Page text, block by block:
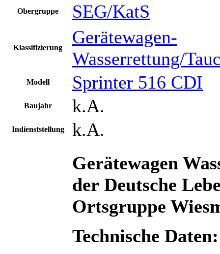
Obergruppe SEG/KatS
Klassifizierung
Gerätewagen-
Wasserrettung/
Modell Sprinter 516 CDI
Baujahr k.A.
Indienststellung k.A.
Gerätewagen
der Deutsche
Ortsgruppe
Technische Daten: